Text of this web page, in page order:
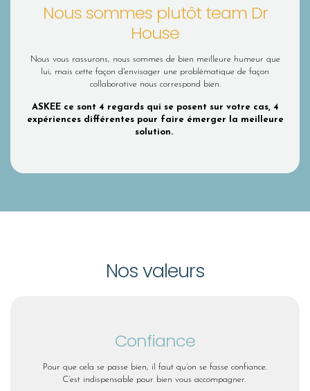
Nous sommes plutôt team Dr
House
Nous vous rassurons, nous sommes de bien meilleure humeur que
lui, mais cette façon d'envisager une problématique de façon
collaborative nous correspond bien.
ASKEE ce sont 4 regards qui se posent sur votre cas, 4
expériences différentes pour faire émerger la meilleure
solution.
Nos valeurs
Confiance
Pour que cela se passe bien, il faut qu’on se fasse confiance.
C’est indispensable pour bien vous accompagner.